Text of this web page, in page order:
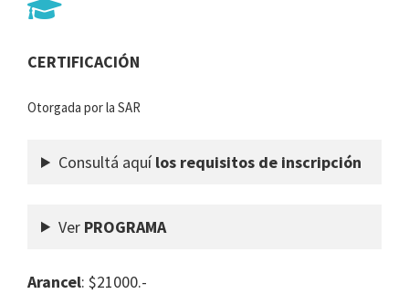
CERTIFICACIÓN
Otorgada por la SAR
Consultá aquílos requisitos de inscripción
Ver PROGRAMA
Arancel: $21000.-